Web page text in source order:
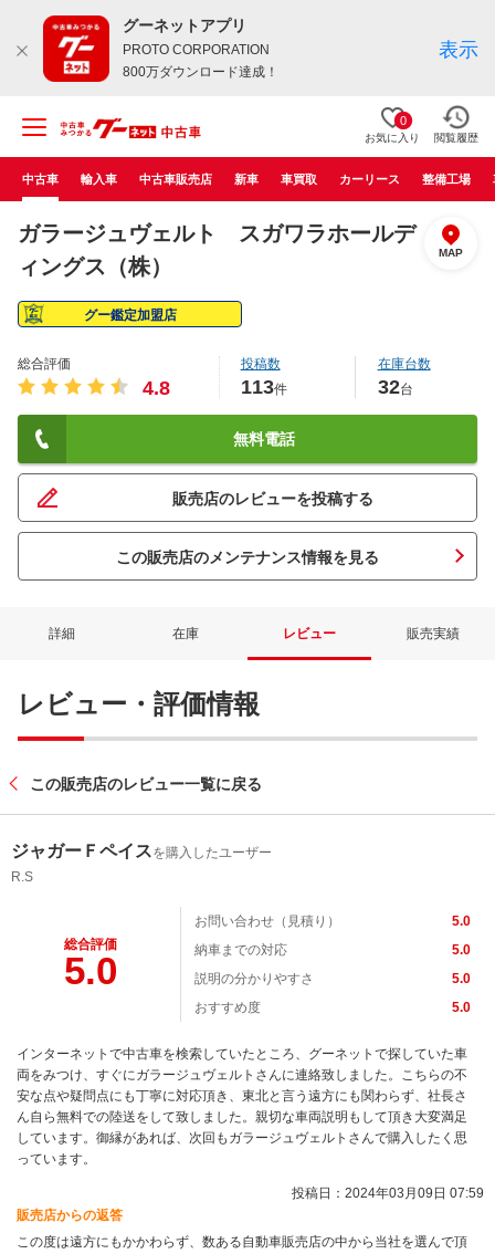
グーネットアプリ
PROTO CORPORATION
800万ダウンロード達成！
表示
0
お気に入り 閲覧履歴
中古車 輸入車 中古車販売店 新車 車買取 カーリース 整備工場
ガラージュヴェルト スガワラホールデ
ィングス（株）
MAP
グー鑑定加盟店
総合評価
4.8
投稿数
113件
在庫台数
32台
無料電話
販売店のレビューを投稿する
この販売店のメンテナンス情報を見る
詳細 在庫 レビュー 販売実績
レビュー・評価情報
この販売店のレビュー一覧に戻る
ジャガーＦペイスを購入したユーザー
R.S
総合評価
5.0
お問い合わせ（見積り）
5.0
納車までの対応
5.0
説明の分かりやすさ
5.0
おすすめ度
5.0
インターネットで中古車を検索していたところ、グーネットで探していた車
両をみつけ、すぐにガラージュヴェルトさんに連絡致しました。こちらの不
安な点や疑問点にも丁寧に対応頂き、東北と言う遠方にも関わらず、社長さ
ん自ら無料での陸送をして致しました。親切な車両説明もして頂き大変満足
しています。御縁があれば、次回もガラージュヴェルトさんで購入したく思
っています。
投稿日：2024年03月09日 07:59
販売店からの返答
この度は遠方にもかかわらず、数ある自動車販売店の中から当社を選んで頂